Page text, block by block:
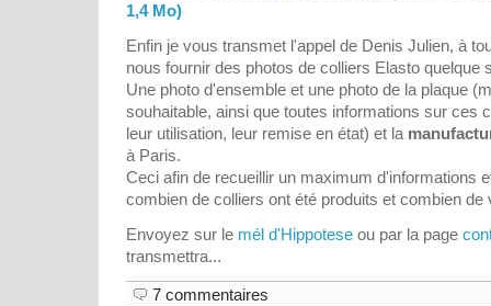
1,4 Mo)
Enfin je vous transmet l'appel de Denis Julien, à
nous fournir des photos de colliers Elasto quelque
Une photo d'ensemble et une photo de la plaque
souhaitable, ainsi que toutes informations sur ces
leur utilisation, leur remise en état) et la
à Paris.
Ceci afin de recueillir un maximum d'informations
combien de colliers ont été produits et combien de
Envoyez sur le mél d'Hippotese ou par la page
transmettra...
7 commentaires